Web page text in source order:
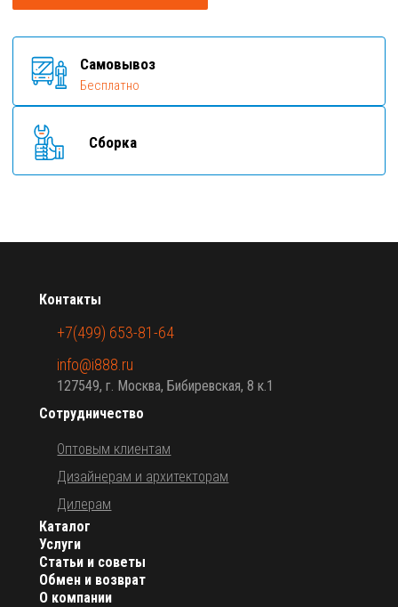
Самовывоз
Бесплатно
Сборка
О компании
Каталог
Услуги
Статьи и советы
Обмен и возврат
Сотрудничество
Оптовым клиентам
Дизайнерам и архитекторам
Дилерам
Контакты
+7(499) 653-81-64
info@i888.ru
127549, г. Москва, Бибиревская, 8 к.1